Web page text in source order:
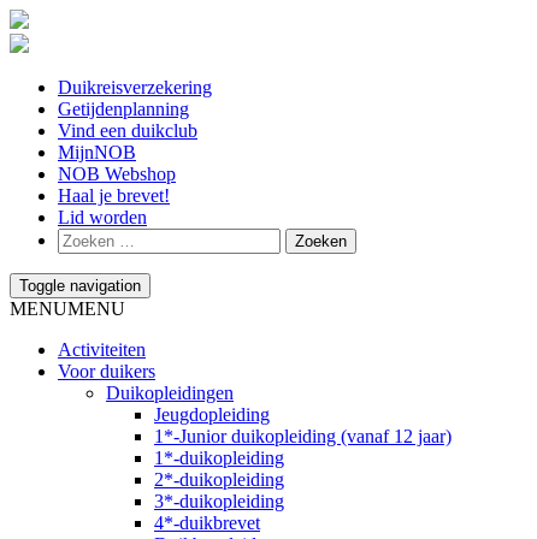
Duikreisverzekering
Getijdenplanning
Vind een duikclub
MijnNOB
NOB Webshop
Haal je brevet!
Lid worden
Toggle navigation
MENUMENU
Activiteiten
Voor duikers
Duikopleidingen
Jeugdopleiding
1*-Junior duikopleiding (vanaf 12 jaar)
1*-duikopleiding
2*-duikopleiding
3*-duikopleiding
4*-duikbrevet